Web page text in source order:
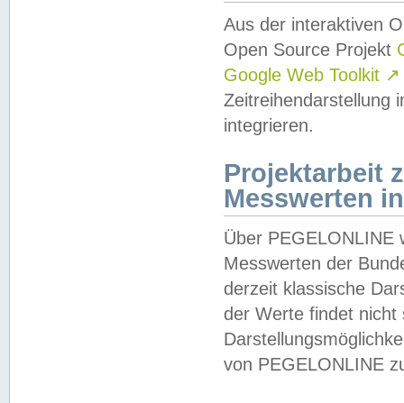
Aus der interaktiven
Open Source Projekt
Google Web Toolkit ↗
Zeitreihendarstellung
integrieren.
Projektarbeit
Messwerten
Über PEGELONLINE
Messwerten der
derzeit klassische
der Werte findet
von PEGELONLINE